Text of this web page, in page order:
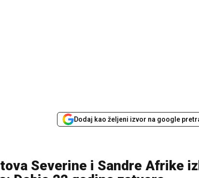
Dodaj kao željeni izvor na google
Severine i Sandre Afrike